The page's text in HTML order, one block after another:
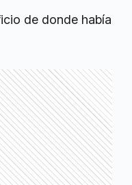
de donde había